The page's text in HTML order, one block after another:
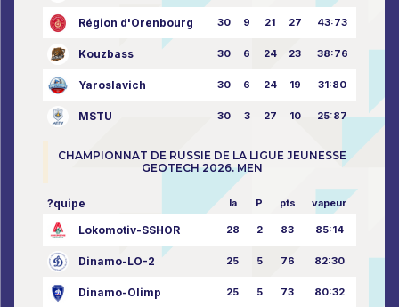
Région d'Orenbourg 30 9 21 27 43:73
Kouzbass 30 6 24 23 38:76
Yaroslavich 30 6 24 19 31:80
MSTU 30 3 27 10 25:87
CHAMPIONNAT DE RUSSIE DE LA LIGUE JEUNESSE
GEOTECH 2026. MEN
?quipe la P pts vapeur
Lokomotiv-SSHOR 28 2 83 85:14
Dinamo-LO-2 25 5 76 82:30
Dinamo-Olimp 25 5 73 80:32